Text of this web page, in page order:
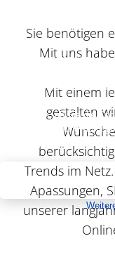
Sie benötigen
Mit uns
Mit einem
gestalten
Trends im
Apassungen,
unserer
Wir benutzen Cookies
den Betrieb der Seite,
Nutzererfahrung zu
entscheiden, ob Sie die
bei einer Ablehnung
AKZEPTIEREN